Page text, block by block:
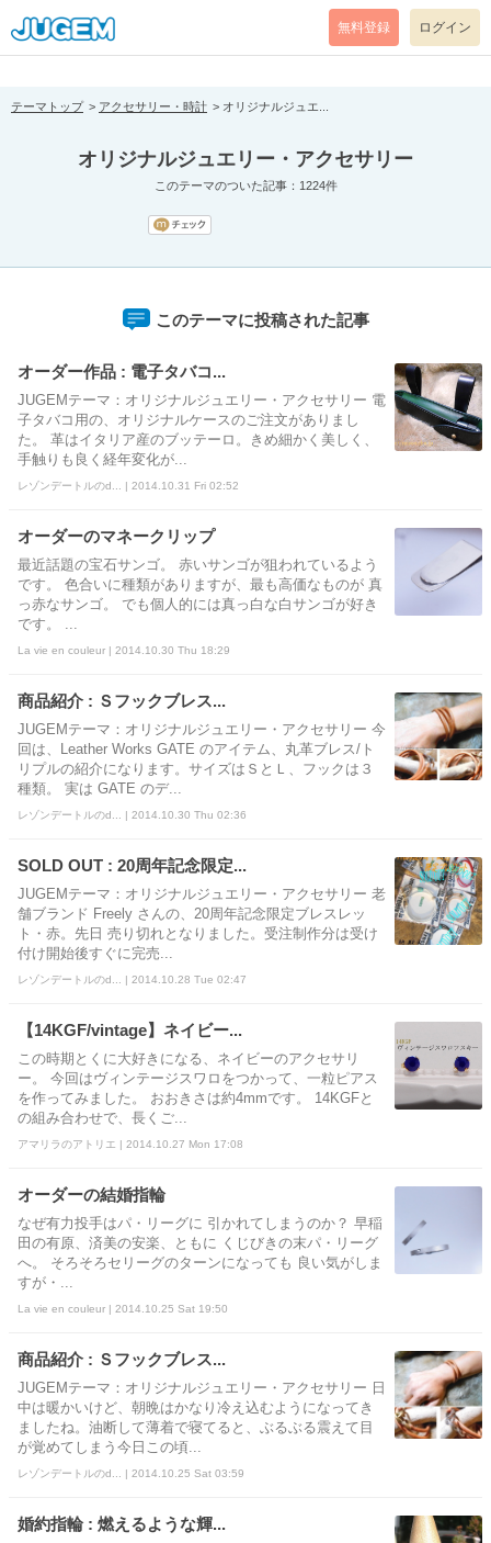
[pear_error: message="Success" code=0 mode=return level=notice
prefix="" info=""]
無料登録 ログイン
テーマトップ アクセサリー・時計 オリジナルジュエ...
オリジナルジュエリー・アクセサリー
このテーマのついた記事：1224件
このテーマに投稿された記事
オーダー作品 : 電子タバコ...
JUGEMテーマ：オリジナルジュエリー・アクセサリー 電
子タバコ用の、オリジナルケースのご注文がありまし
た。 革はイタリア産のブッテーロ。きめ細かく美しく、
手触りも良く経年変化が...
レゾンデートルのd... | 2014.10.31 Fri 02:52
オーダーのマネークリップ
最近話題の宝石サンゴ。 赤いサンゴが狙われているよう
です。 色合いに種類がありますが、最も高価なものが 真
っ赤なサンゴ。 でも個人的には真っ白な白サンゴが好き
です。 ...
La vie en couleur | 2014.10.30 Thu 18:29
商品紹介 : Ｓフックブレス...
JUGEMテーマ：オリジナルジュエリー・アクセサリー 今
回は、Leather Works GATE のアイテム、丸革ブレス/ト
リプルの紹介になります。サイズはＳとＬ、フックは３
種類。 実は GATE のデ...
レゾンデートルのd... | 2014.10.30 Thu 02:36
SOLD OUT : 20周年記念限定...
JUGEMテーマ：オリジナルジュエリー・アクセサリー 老
舗ブランド Freely さんの、20周年記念限定ブレスレッ
ト・赤。先日 売り切れとなりました。受注制作分は受け
付け開始後すぐに完売...
レゾンデートルのd... | 2014.10.28 Tue 02:47
【14KGF/vintage】ネイビー...
この時期とくに大好きになる、ネイビーのアクセサリ
ー。 今回はヴィンテージスワロをつかって、一粒ピアス
を作ってみました。 おおきさは約4mmです。 14KGFと
の組み合わせで、長くご...
アマリラのアトリエ | 2014.10.27 Mon 17:08
オーダーの結婚指輪
なぜ有力投手はパ・リーグに 引かれてしまうのか？ 早稲
田の有原、済美の安楽、ともに くじびきの末パ・リーグ
へ。 そろそろセリーグのターンになっても 良い気がしま
すが・...
La vie en couleur | 2014.10.25 Sat 19:50
商品紹介 : Ｓフックブレス...
JUGEMテーマ：オリジナルジュエリー・アクセサリー 日
中は暖かいけど、朝晩はかなり冷え込むようになってき
ましたね。油断して薄着で寝てると、ぶるぶる震えて目
が覚めてしまう今日この頃...
レゾンデートルのd... | 2014.10.25 Sat 03:59
婚約指輪 : 燃えるような輝...